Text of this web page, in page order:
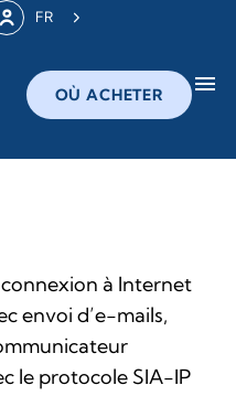
FR
OÙ ACHETER menu
à Internet
envoi d’e-mails,
le protocole SIA-IP